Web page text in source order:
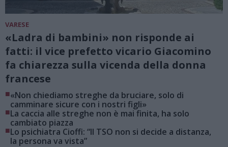
VARESE
«Ladra di bambini» non risponde ai
fatti: il vice prefetto vicario Giacomino
fa chiarezza sulla vicenda della donna
francese
■«Non chiediamo streghe da bruciare, solo di
camminare sicure con i nostri figli»
■La caccia alle streghe non è mai finita, ha solo
cambiato piazza
■Lo psichiatra Cioffi: “Il TSO non si decide a distanza,
la persona va vista”